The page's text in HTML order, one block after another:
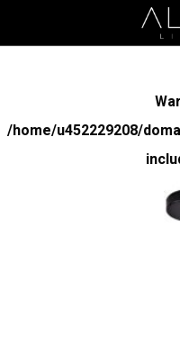
/home/u452229208/
/home/u452229208/